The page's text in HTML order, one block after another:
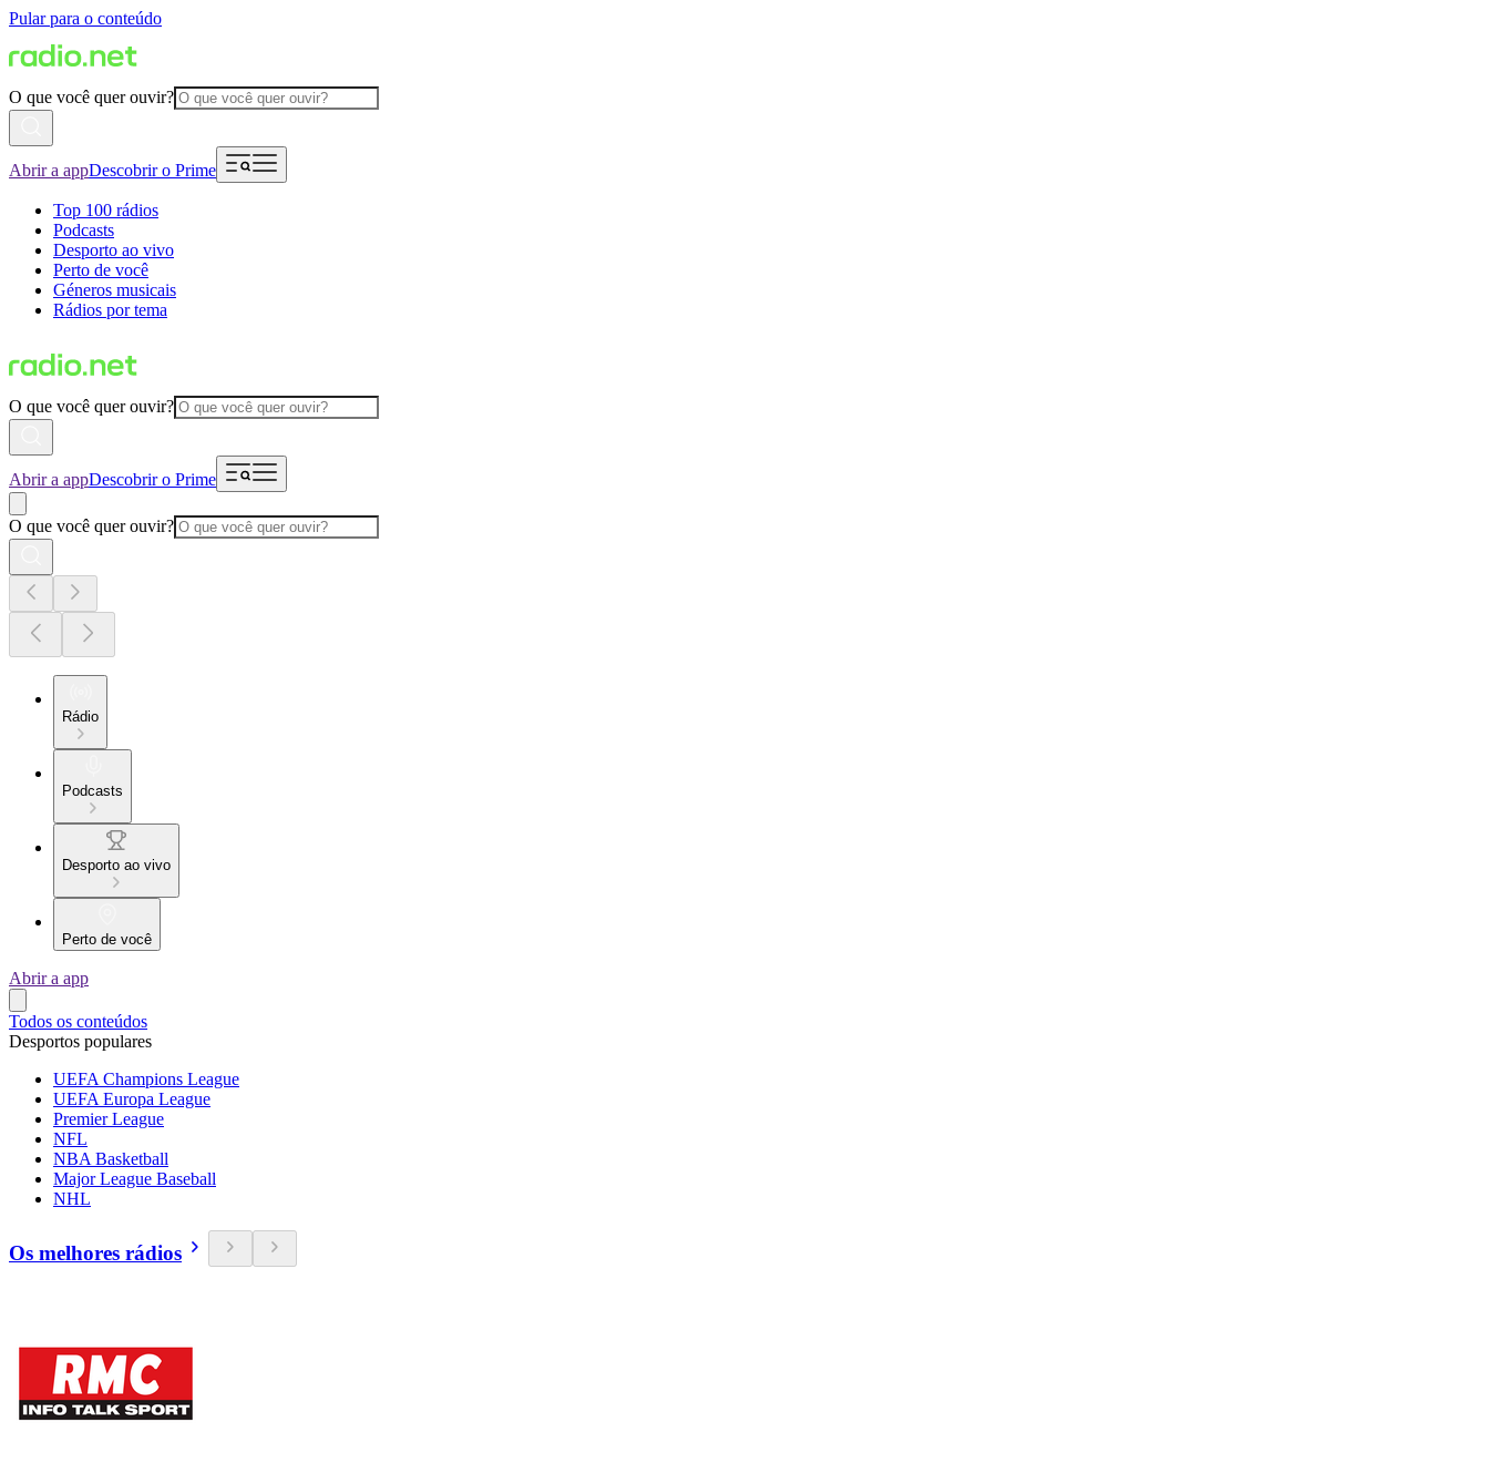
Pular para o conteúdo
O que você quer ouvir?
Abrir a appDescobrir o Prime
Top 100 rádios
Podcasts
Desporto ao vivo
Perto de você
Géneros musicais
Rádios por tema
O que você quer ouvir?
Abrir a appDescobrir o Prime
O que você quer ouvir?
Rádio
Podcasts
Desporto ao vivo
Perto de você
Abrir a app
Todos os conteúdos
Desportos populares
UEFA Champions League
UEFA Europa League
Premier League
NFL
NBA Basketball
Major League Baseball
NHL
Os melhores rádios